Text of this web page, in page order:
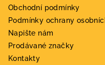
Obchodní podmínky
Podmínky ochrany
Napište nám
Prodávané značky
Kontakty